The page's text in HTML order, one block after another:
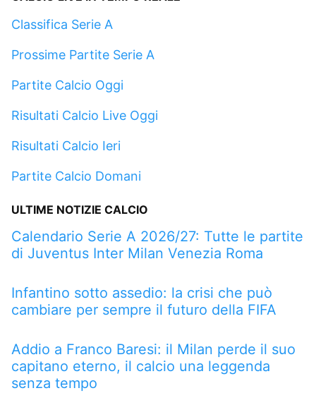
Classifica Serie A
Prossime Partite Serie A
Partite Calcio Oggi
Risultati Calcio Live Oggi
Risultati Calcio Ieri
Partite Calcio Domani
ULTIME NOTIZIE CALCIO
Calendario Serie A 2026/27: Tutte le partite
di Juventus Inter Milan Venezia Roma
Infantino sotto assedio: la crisi che può
cambiare per sempre il futuro della FIFA
Addio a Franco Baresi: il Milan perde il suo
capitano eterno, il calcio una leggenda
senza tempo